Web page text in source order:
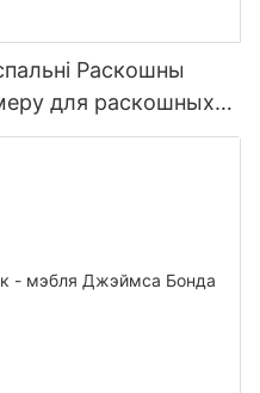
Раскошны
для раскошных